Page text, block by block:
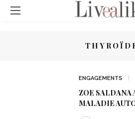
ENGAGEMENTS
ZOE SALDANA
MALADIE